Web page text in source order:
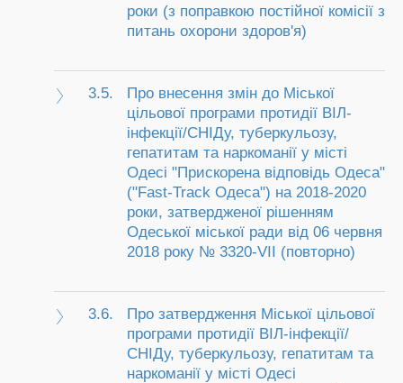
роки (з поправкою постійної комісії з
питань охорони здоров'я)
3.5.
Про внесення змін до Міської
цільової програми протидії ВІЛ-
інфекції/СНІДу, туберкульозу,
гепатитам та наркоманії у місті
Одесі "Прискорена відповідь Одеса"
("Fast-Track Одеса") на 2018-2020
роки, затвердженої рішенням
Одеської міської ради від 06 червня
2018 року № 3320-VII (повторно)
3.6.
Про затвердження Міської цільової
програми протидії ВІЛ-інфекції/
СНІДу, туберкульозу, гепатитам та
наркоманії у місті Одесі